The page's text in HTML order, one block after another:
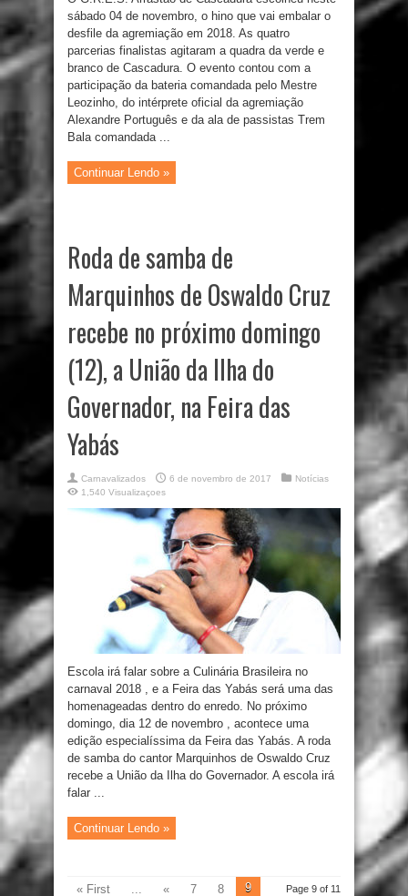
sábado 04 de novembro, o hino que vai embalar o
desfile da agremiação em 2018. As quatro
parcerias finalistas agitaram a quadra da verde e
branco de Cascadura. O evento contou com a
participação da bateria comandada pelo Mestre
Leozinho, do intérprete oficial da agremiação
Alexandre Português e da ala de passistas Trem
Bala comandada ...
Continuar Lendo »
Roda de samba de
Marquinhos de Oswaldo Cruz
recebe no próximo domingo
(12), a União da Ilha do
Governador, na Feira das
Yabás
Carnavalizados 6 de novembro de 2017
Notícias
1,540 Visualizaçoes
Escola irá falar sobre a Culinária Brasileira no
carnaval 2018 , e a Feira das Yabás será uma das
homenageadas dentro do enredo. No próximo
domingo, dia 12 de novembro , acontece uma
edição especialíssima da Feira das Yabás. A roda
de samba do cantor Marquinhos de Oswaldo Cruz
recebe a União da Ilha do Governador. A escola irá
falar ...
Continuar Lendo »
Page 9 of 11
« First ... « 7 8
9